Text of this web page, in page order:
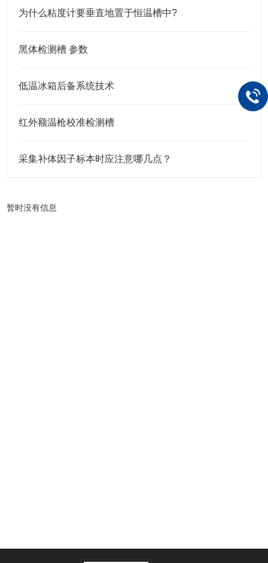
为什么粘度计要垂直地置于恒温槽中?
黑体检测槽 参数
低温冰箱后备系统技术
红外额温枪校准检测槽
采集补体因子标本时应注意哪几点？
暂时没有信息